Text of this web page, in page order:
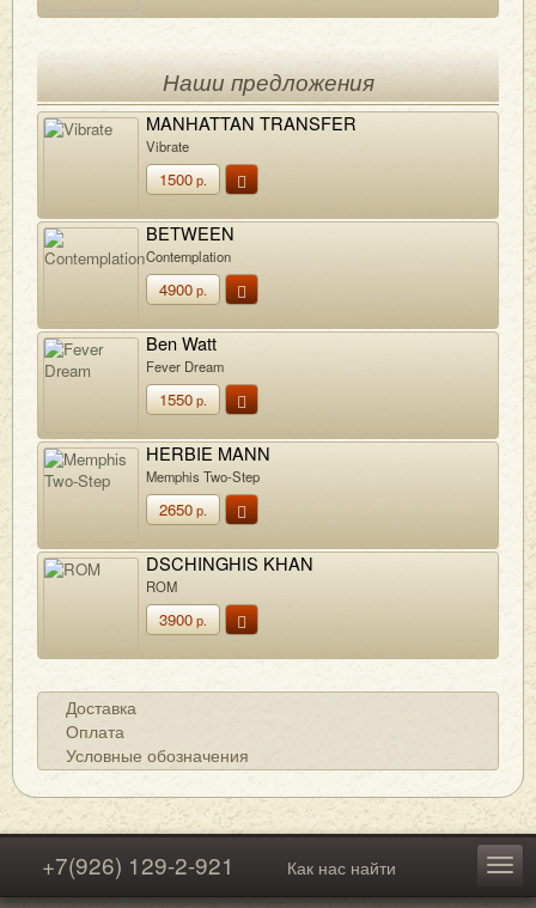
Наши предложения
MANHATTAN TRANSFER
Vibrate
1500р.
BETWEEN
Contemplation
4900р.
Ben Watt
Fever Dream
1550р.
HERBIE MANN
Memphis Two-Step
2650р.
DSCHINGHIS KHAN
ROM
3900р.
Доставка
Оплата
Условные обозначения
+7(926) 129-2-921 Как нас найти